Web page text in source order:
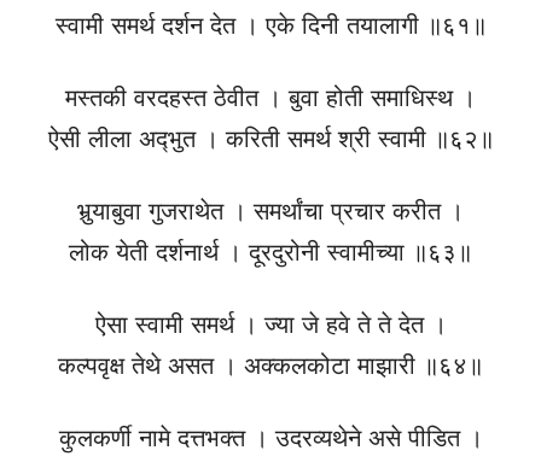
स्वामी समर्थ दर्शन देत । एके दिनी तयालागी ॥६१॥
मस्तकी वरदहस्त ठेवीत । बुवा होती समाधिस्थ ।
ऐसी लीला अद्‍भुत । करिती समर्थ श्री स्वामी ॥६२॥
भुर्‍याबुवा गुजराथेत । समर्थांचा प्रचार करीत ।
लोक येती दर्शनार्थ । दूरदुरोनी स्वामीच्या ॥६३॥
ऐसा स्वामी समर्थ । ज्या जे हवे ते ते देत ।
कल्पवृक्ष तेथे असत । अक्कलकोटा माझारी ॥६४॥
कुलकर्णी नामे दत्तभक्त । उदरव्यथेने असे पीडित ।